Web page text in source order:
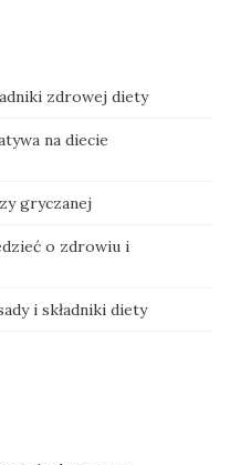
zdrowej diety
na diecie
gryczanej
o zdrowiu i
i składniki diety